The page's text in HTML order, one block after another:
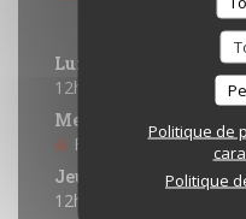
Politique de
Politique
Lun
12h00 - 14h00
19h30
Mercredi
Fermé
Jeudi
12h00 - 14h00